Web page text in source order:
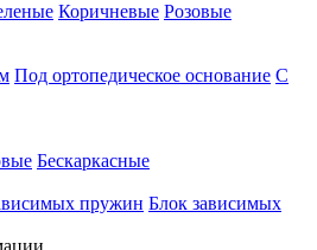
Коричневые Розовые
Под ортопедическое основание С
Бескаркасные
пружин Блок зависимых